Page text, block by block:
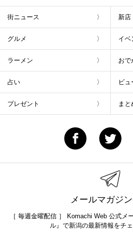
街ニュース 新店
グルメ イベ
ラーメン おで
占い ビュ
プレゼント まと
メールマガジ
［ 毎週金曜配信 ］ Komachi Web 公式メ
ル』で新潟の最新情報をチ